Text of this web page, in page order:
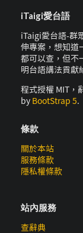
iTaigi愛台語
iTaigi愛台語-群
伸專案，想知道
都可以查，但不
明台語講法貢獻
程式授權 MIT，
by BootStrap 5.
條款
關於本站
服務條款
隱私權條款
站內服務
查辭典